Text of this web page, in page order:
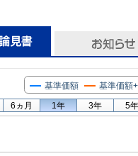
基準価額 基準価額
6ヵ月 1年 3年 5年